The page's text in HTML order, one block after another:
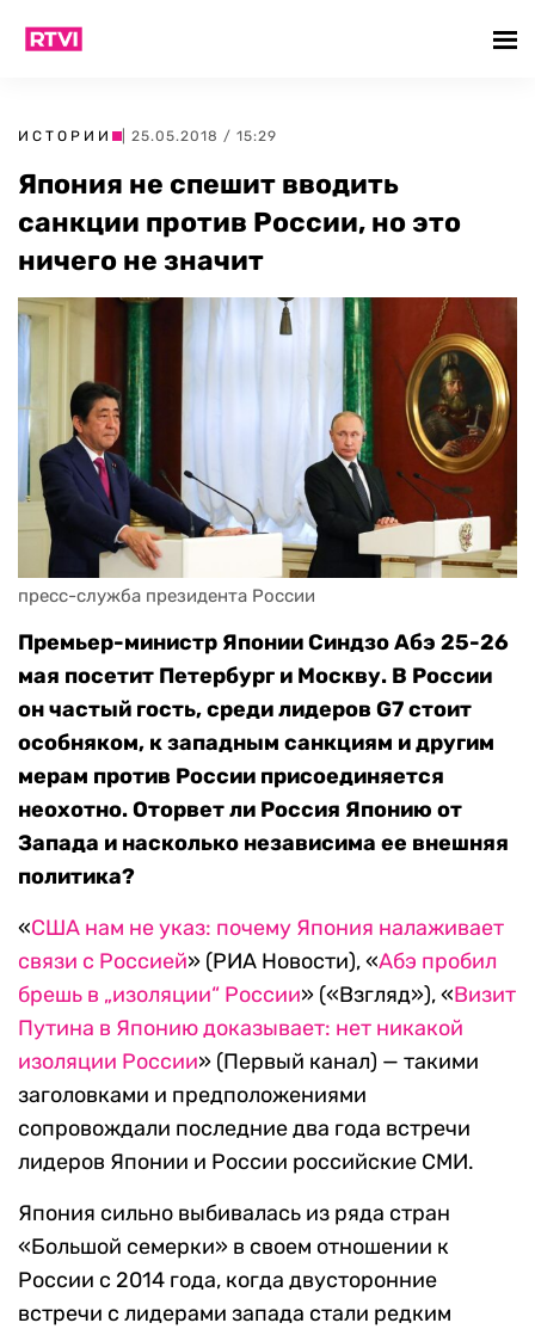
ИСТОРИИ | 25.05.2018 / 15:29
Япония не спешит вводить
санкции против России, но это
ничего не значит
пресс-служба президента России
Премьер-министр Японии Синдзо Абэ 25-26
мая посетит Петербург и Москву. В России
он частый гость, среди лидеров G7 стоит
особняком, к западным санкциям и другим
мерам против России присоединяется
неохотно. Оторвет ли Россия Японию от
Запада и насколько независима ее внешняя
политика?
«США нам не указ: почему Япония налаживает
связи с Россией» (РИА Новости), «Абэ пробил
брешь в „изоляции“ России» («Взгляд»), «Визит
Путина в Японию доказывает: нет никакой
изоляции России» (Первый канал) — такими
заголовками и предположениями
сопровождали последние два года встречи
лидеров Японии и России российские СМИ.
Япония сильно выбивалась из ряда стран
«Большой семерки» в своем отношении к
России с 2014 года, когда двусторонние
встречи с лидерами запада стали редким